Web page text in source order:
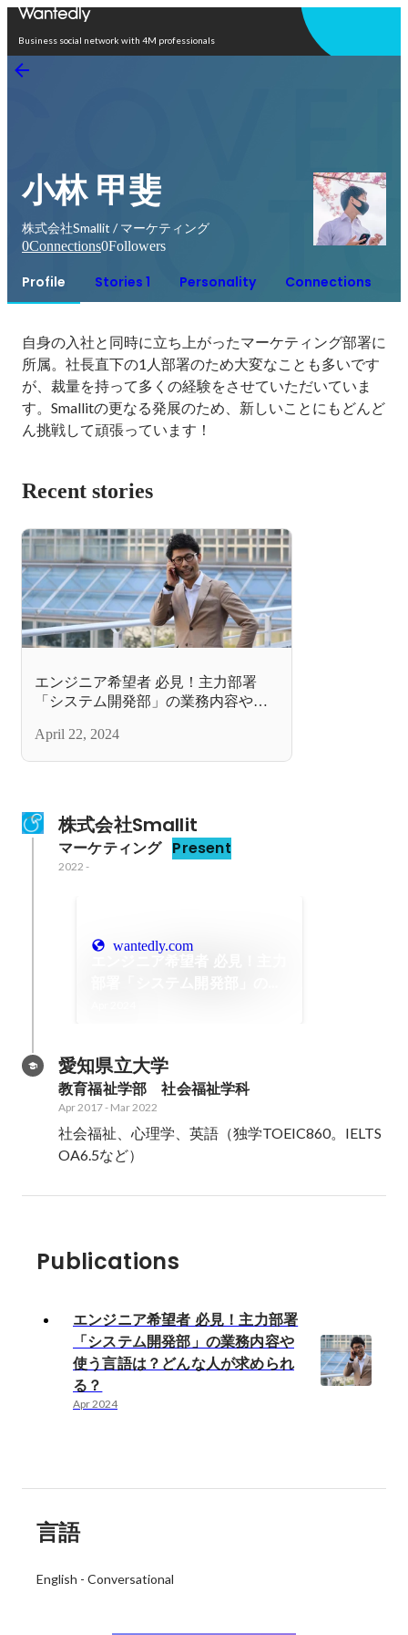
Business social network with 4M professionals
小林 甲斐
株式会社Smallit / マーケティング
0Connections0Followers
Profile Stories 1 Personality Connections
自身の入社と同時に立ち上がったマーケティング部署に
所属。社長直下の1人部署のため大変なことも多いです
が、裁量を持って多くの経験をさせていただいていま
す。Smallitの更なる発展のため、新しいことにもどんど
ん挑戦して頑張っています！
Recent stories
エンジニア希望者 必見！主力部署
「システム開発部」の業務内容や使
April 22, 2024
株式会社Smallit
マーケティング Present
2022 -
wantedly.com
愛知県立大学
教育福祉学部　社会福祉学科
Apr 2017- Mar 2022
社会福祉、心理学、英語（独学TOEIC860。IELTS
OA6.5など）
Publications
エンジニア希望者 必見！主力部署
「システム開発部」の業務内容や
使う言語は？どんな人が求められ
る？
Apr 2024
言語
English - Conversational